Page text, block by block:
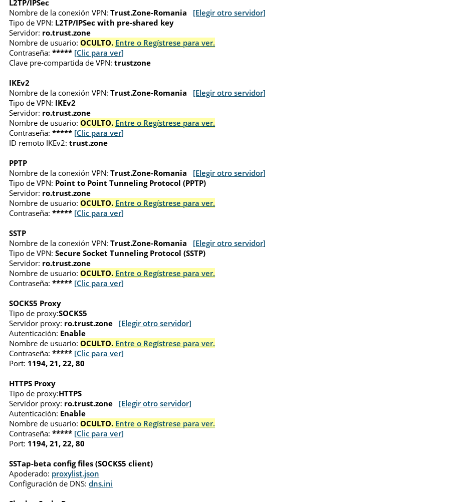
L2TP/IPSec
Nombre de la conexión VPN: Trust.Zone-Romania
[Elegir otro servidor]
Tipo de VPN: L2TP/IPSec with pre-shared key
Servidor: ro.trust.zone
Nombre de usuario: OCULTO. Entre o Regístrese para ver.
Contraseña: ***** [Clic para ver]
Clave pre-compartida de VPN: trustzone
IKEv2
Nombre de la conexión VPN: Trust.Zone-Romania
[Elegir otro servidor]
Tipo de VPN: IKEv2
Servidor: ro.trust.zone
Nombre de usuario: OCULTO. Entre o Regístrese para ver.
Contraseña: ***** [Clic para ver]
ID remoto IKEv2: trust.zone
PPTP
Nombre de la conexión VPN: Trust.Zone-Romania
[Elegir otro servidor]
Tipo de VPN: Point to Point Tunneling Protocol (PPTP)
Servidor: ro.trust.zone
Nombre de usuario: OCULTO. Entre o Regístrese para ver.
Contraseña: ***** [Clic para ver]
SSTP
Nombre de la conexión VPN: Trust.Zone-Romania
[Elegir otro servidor]
Tipo de VPN: Secure Socket Tunneling Protocol (SSTP)
Servidor: ro.trust.zone
Nombre de usuario: OCULTO. Entre o Regístrese para ver.
Contraseña: ***** [Clic para ver]
SOCKS5 Proxy
Tipo de proxy:SOCKS5
Servidor proxy: ro.trust.zone
[Elegir otro servidor]
Autenticación: Enable
Nombre de usuario: OCULTO. Entre o Regístrese para ver.
Contraseña: ***** [Clic para ver]
Port: 1194, 21, 22, 80
HTTPS Proxy
Tipo de proxy:HTTPS
Servidor proxy: ro.trust.zone
[Elegir otro servidor]
Autenticación: Enable
Nombre de usuario: OCULTO. Entre o Regístrese para ver.
Contraseña: ***** [Clic para ver]
Port: 1194, 21, 22, 80
SSTap-beta config files (SOCKS5 client)
Apoderado: proxylist.json
Configuración de DNS: dns.ini